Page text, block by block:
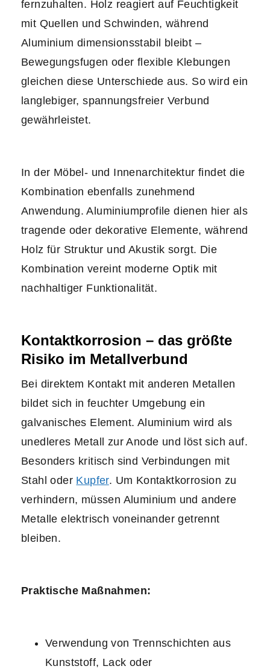
fernzuhalten. Holz reagiert auf Feuchtigkeit
mit Quellen und Schwinden, während
Aluminium dimensionsstabil bleibt –
Bewegungsfugen oder flexible Klebungen
gleichen diese Unterschiede aus. So wird ein
langlebiger, spannungsfreier Verbund
gewährleistet.
In der Möbel- und Innenarchitektur findet die
Kombination ebenfalls zunehmend
Anwendung. Aluminiumprofile dienen hier als
tragende oder dekorative Elemente, während
Holz für Struktur und Akustik sorgt. Die
Kombination vereint moderne Optik mit
nachhaltiger Funktionalität.
Kontaktkorrosion – das größte
Risiko im Metallverbund
Bei direktem Kontakt mit anderen Metallen
bildet sich in feuchter Umgebung ein
galvanisches Element. Aluminium wird als
unedleres Metall zur Anode und löst sich auf.
Besonders kritisch sind Verbindungen mit
Stahl oder Kupfer. Um Kontaktkorrosion zu
verhindern, müssen Aluminium und andere
Metalle elektrisch voneinander getrennt
bleiben.
Praktische Maßnahmen:
Verwendung von Trennschichten aus
Kunststoff, Lack oder